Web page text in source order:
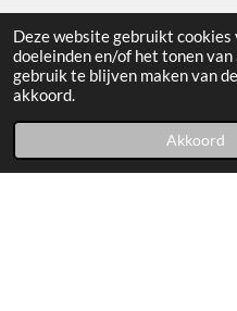
Deze website gebruikt cookies
doeleinden en/of het tonen
gebruik te blijven maken van
akkoord.
Akkoord
c
e
b
o
k
© 2021 - 2026 Teman-Services